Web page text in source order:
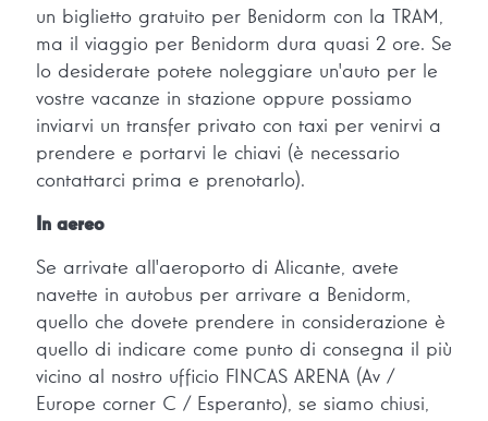
un biglietto gratuito per Benidorm con la TRAM,
ma il viaggio per Benidorm dura quasi 2 ore. Se
lo desiderate potete noleggiare un'auto per le
vostre vacanze in stazione oppure possiamo
inviarvi un transfer privato con taxi per venirvi a
prendere e portarvi le chiavi (è necessario
contattarci prima e prenotarlo).
In aereo
Se arrivate all'aeroporto di Alicante, avete
navette in autobus per arrivare a Benidorm,
quello che dovete prendere in considerazione è
quello di indicare come punto di consegna il più
vicino al nostro ufficio FINCAS ARENA (Av /
Europe corner C / Esperanto), se siamo chiusi,